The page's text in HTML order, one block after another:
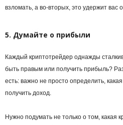
взломать, а во-вторых, это удержит вас
5. Думайте о прибыли
Каждый криптотрейдер однажды
быть правым или получить прибыль?
есть: важно не просто определить,
получить доход.
Нужно подумать не только о том, какая